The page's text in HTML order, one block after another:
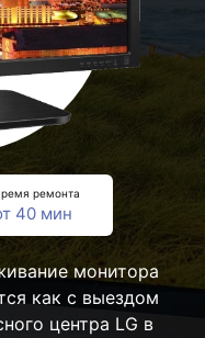
ремонта
40 мин
монитора
как с выездом
центра LG в